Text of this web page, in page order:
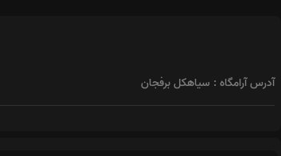
آدرس آرامگاه : سیاهکل برفجان